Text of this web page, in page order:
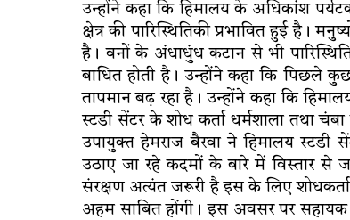
उन्होंने कहा कि हिमालय के अधिकांश
क्षेत्र की पारिस्थितिकी प्रभावित हुई है।
है। वनों के अंधाधुंध कटान से भी
बाधित होती है। उन्होंने कहा कि पिछले
तापमान बढ़ रहा है। उन्होंने कहा कि
स्टडी सेंटर के शोध कर्ता धर्मशाला तथा
उपायुक्त हेमराज बैरवा ने हिमालय स्टडी
उठाए जा रहे कदमों के बारे में विस्तार से
संरक्षण अत्यंत जरूरी है इस के लिए
अहम साबित होंगी। इस अवसर पर सहायक